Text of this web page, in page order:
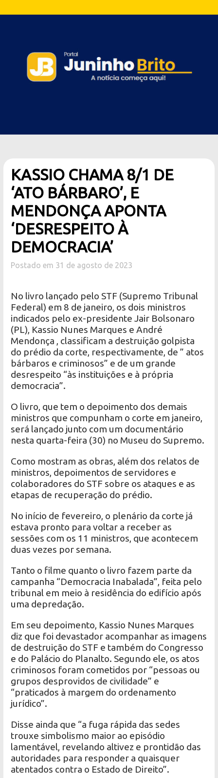
KASSIO CHAMA 8/1 DE
‘ATO BÁRBARO’, E
MENDONÇA APONTA
‘DESRESPEITO À
DEMOCRACIA’
Postado em 31 de agosto de 2023
No livro lançado pelo STF (Supremo Tribunal
Federal) em 8 de janeiro, os dois ministros
indicados pelo ex-presidente Jair Bolsonaro
(PL), Kassio Nunes Marques e André
Mendonça , classificam a destruição golpista
do prédio da corte, respectivamente, de ” atos
bárbaros e criminosos” e de um grande
desrespeito “às instituições e à própria
democracia”.
O livro, que tem o depoimento dos demais
ministros que compunham o corte em janeiro,
será lançado junto com um documentário
nesta quarta-feira (30) no Museu do Supremo.
Como mostram as obras, além dos relatos de
ministros, depoimentos de servidores e
colaboradores do STF sobre os ataques e as
etapas de recuperação do prédio.
No início de fevereiro, o plenário da corte já
estava pronto para voltar a receber as
sessões com os 11 ministros, que acontecem
duas vezes por semana.
Tanto o filme quanto o livro fazem parte da
campanha “Democracia Inabalada”, feita pelo
tribunal em meio à residência do edifício após
uma depredação.
Em seu depoimento, Kassio Nunes Marques
diz que foi devastador acompanhar as imagens
de destruição do STF e também do Congresso
e do Palácio do Planalto. Segundo ele, os atos
criminosos foram cometidos por “pessoas ou
grupos desprovidos de civilidade” e
“praticados à margem do ordenamento
jurídico”.
Disse ainda que “a fuga rápida das sedes
trouxe simbolismo maior ao episódio
lamentável, revelando altivez e prontidão das
autoridades para responder a quaisquer
atentados contra o Estado de Direito”.